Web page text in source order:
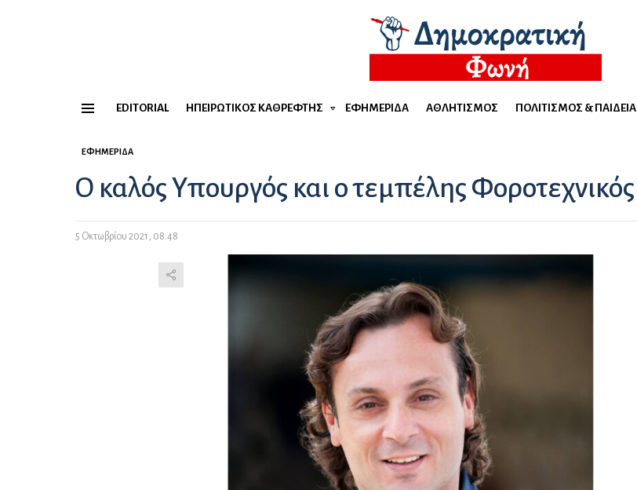
EDITORIAL ΗΠΕΙΡΏΤΙΚΟΣ ΚΑΘΡΈΦΤΗΣ ΕΦΗΜΕΡΊΔΑ ΑΘΛΗΤΙΣΜΌΣ ΠΟΛΙΤΙΣΜΌΣ & ΠΑΙΔΕΊΑ
ΕΦΗΜΕΡΊΔΑ
Ο καλός Υπουργός και ο τεμπέλης Φοροτεχνικός
5 Οκτωβρίου 2021, 08:48